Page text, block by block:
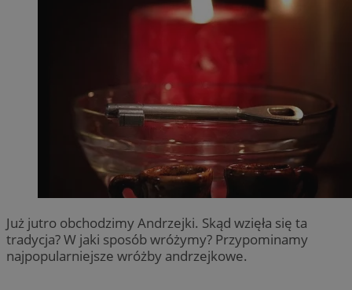
Już jutro obchodzimy Andrzejki. Skąd wzięła się ta
tradycja? W jaki sposób wróżymy? Przypominamy
najpopularniejsze wróżby andrzejkowe.